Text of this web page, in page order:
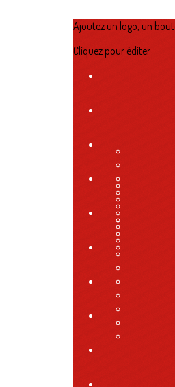
Ajoutez un logo, un
Cliquez pour éditer